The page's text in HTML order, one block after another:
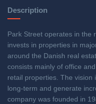
Description
Park Street operates in the
invests in properties in
around the Danish real
consists mainly of office
retail properties. The vision
long-term and generate
company was founded in